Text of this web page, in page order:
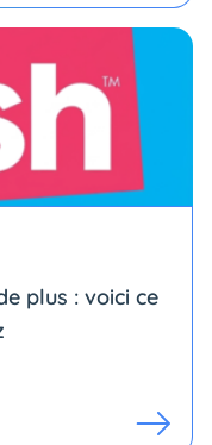
plus : voici ce